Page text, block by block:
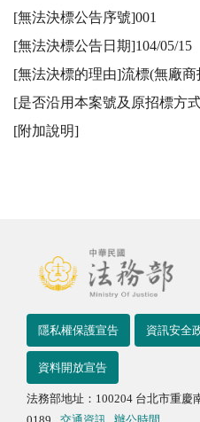
[無法決標公告序號]001
[無法決標公告日期]104/05/15
[無法決標的理由]流標(無廠
[是否沿用本案號及原招標方
[附加說明]
隱私權保護宣告 資訊安全
資料開放宣告
法務部地址：100204 台北市重